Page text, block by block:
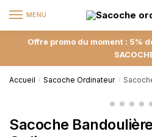
MENU
Offre promo du moment : 5%
Accueil / Sacoche Ordinateur /
Sacoche